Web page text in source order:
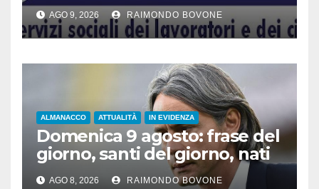
AGO 9, 2026 RAIMONDO BOVONE
ALMANACCO ATTUALITÀ IN EVIDENZA
Domenica 9 agosto: frase del
giorno, santi del giorno, nati
famosi, accadde oggi
AGO 8, 2026 RAIMONDO BOVONE